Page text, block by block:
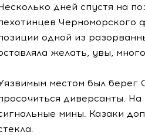
дней спустя на
Черноморского
одной из
желать, увы,
местом был берег
диверсанты.
мины. Казаки